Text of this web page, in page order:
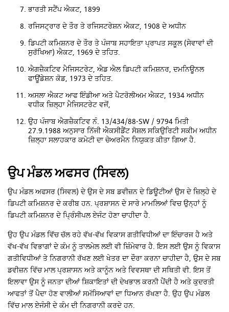
ਭਾਰਤੀ ਸਟੈਂਪ ਐਕਟ, 1899
ਰਜਿਸਟ੍ਰਾਰ ਦੇ ਤੌਰ ਤੇ ਰਜਿਸਟਰੇਸ਼ਨ ਐਕਟ, 1908 ਦੇ ਅਧੀਨ
ਡਿਪਟੀ ਕਮਿਸ਼ਨਰ ਦੇ ਤੌਰ ਤੇ ਪੰਜਾਬ ਸਹਾਇਤਾ ਪ੍ਰਾਪਤ ਸਕੂਲ (ਸੇਵਾਵਾਂ ਦੀ
ਸੁਰੱਖਿਆ) ਐਕਟ, 1969 ਦੇ ਤਹਿਤ.
ਐਗਜ਼ੈਕਟਿਵ ਮੈਜਿਸਟਰੇਟ, ਐਡ ਐਲ ਡਿਪਟੀ ਕਮਿਸ਼ਨਰ, ਦਮਨਿਊਨਲ
ਫਾਊਂਡੇਸ਼ਨ ਕੋਡ, 1973 ਦੇ ਤਹਿਤ.
ਅਸਲਾ ਐਕਟ ਆਫ ਇੰਡੀਆ ਅਤੇ ਪੈਟਰੋਲੀਅਮ ਐਕਟ, 1934 ਅਧੀਨ
ਵਧੀਕ ਜ਼ਿਲ੍ਹਾ ਮੈਜਿਸਟਰੇਟ ਵਜੋਂ,
ਉਹ ਪੰਜਾਬ ਐਗਜ਼ੈਕਟਿਵ ਨੰ. 13/434/88-SW / 9794 ਮਿਤੀ
27.9.1988 ਅਨੁਸਾਰ ਨਿੱਜੀ ਐਕਸੀਡੈਂਟ ਸੋਸ਼ਲ ਸਕਿਉਰਿਟੀ ਸਕੀਮ ਅਧੀਨ
ਜ਼ਿਲ੍ਹਾ ਸਲਾਹਕਾਰ ਕਮੇਟੀ ਦਾ ਚੇਅਰਮੈਨ ਨਿਯੁਕਤ ਕੀਤਾ ਗਿਆ ਹੈ.
ਉਪ ਮੰਡਲ ਅਫਸਰ (ਸਿਵਲ)
ਉਪ ਮੰਡਲ ਅਫਸਰ (ਸਿਵਲ) ਦੇ ਉਸ ਦੇ ਸਬ ਡਵੀਜ਼ਨ ਦੇ ਡਿਊਟੀਆਂ ਉਸ ਦੇ ਜ਼ਿਲ੍ਹੇ ਦੇ
ਡਿਪਟੀ ਕਮਿਸ਼ਨਰ ਦੇ ਕਰੀਬ ਹਨ. ਪ੍ਰਸ਼ਾਸਨ ਦੇ ਸਾਰੇ ਮਾਮਲਿਆਂ ਵਿਚ ਉਨ੍ਹਾਂ ਨੂੰ
ਡਿਪਟੀ ਕਮਿਸ਼ਨਰ ਦੇ ਪ੍ਰਿੰਸੀਪਲ ਏਜੰਟ ਹੋਣਾ ਚਾਹੀਦਾ ਹੈ.
ਉਹ ਉਪ ਮੰਡਲ ਵਿੱਚ ਚੱਲ ਰਹੇ ਵੱਖ-ਵੱਖ ਵਿਕਾਸ ਗਤੀਵਿਧੀਆਂ ਦਾ ਇੰਚਾਰਜ ਹੈ ਅਤੇ
ਵੱਖ-ਵੱਖ ਵਿਭਾਗਾਂ ਦੇ ਕੰਮ ਨੂੰ ਤਾਲਮੇਲ ਲਈ ਵੀ ਜ਼ਿੰਮੇਵਾਰ ਹੈ. ਇਸ ਲਈ ਉਸ ਨੂੰ ਵਿਕਾਸ
ਗਤੀਵਿਧੀਆਂ ਤੇ ਨਿਗਰਾਨੀ ਰੱਖਣ ਲਈ ਖੇਤਰ ਦਾ ਦੌਰਾ ਕਰਨਾ ਚਾਹੀਦਾ ਹੈ, ਉਸ ਦੇ ਸਬ
ਡਵੀਜ਼ਨ ਵਿੱਚ ਮਾਲ ਪ੍ਰਸ਼ਾਸਨ ਅਤੇ ਕਾਨੂੰਨ ਅਤੇ ਵਿਵਸਥਾ ਦੀ ਸਥਿਤੀ ਵੀ. ਇਸ ਤੋਂ
ਇਲਾਵਾ ਉਸ ਨੂੰ ਜਨਤਾ ਦੀਆਂ ਸ਼ਿਕਾਇਤਾਂ ਦੀ ਦੇਖਭਾਲ ਕਰਨੀ ਪੈਂਦੀ ਹੈ ਅਤੇ ਕੁਦਰਤੀ
ਆਫਤਾਂ ਤੋਂ ਪੈਦਾ ਹੋਣ ਵਾਲੀਆਂ ਸਮੱਸਿਆਵਾਂ ਦਾ ਧਿਆਨ ਰੱਖਣਾ ਹੈ. ਉਹ ਉਪ ਮੰਡਲ
ਵਿੱਚ ਮਾਲ ਏਜੰਸੀ ਦੇ ਕੰਮ ਦੀ ਨਿਗਰਾਨੀ ਕਰਦੇ ਹਨ.